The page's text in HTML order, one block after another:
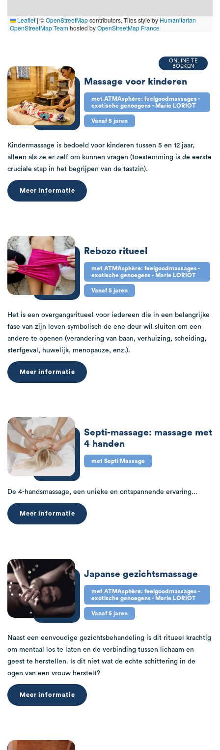
Leaflet | ©OpenStreetMapcontributors, Tiles style by Humanitarian
OpenStreetMap Teamhosted byOpenStreetMap France
Massage voor kinderen
ONLINE TE
BOEKEN
met ATMAsphère: feelgoodmassages -
exotische genoegens - Marie LORIOT
Vanaf 5 jaren
Kindermassage is bedoeld voor kinderen tussen 5 en 12 jaar,
alleen als ze er zelf om kunnen vragen (toestemming is de eerste
cruciale stap in het begrijpen van de tastzin).
Meer informatie
Rebozo ritueel
met ATMAsphère: feelgoodmassages -
exotische genoegens - Marie LORIOT
Vanaf 5 jaren
Het is een overgangsritueel voor iedereen die in een belangrijke
fase van zijn leven symbolisch de ene deur wil sluiten om een ​​
andere te openen (verandering van baan, verhuizing, scheiding,
sterfgeval, huwelijk, menopauze, enz.).
Meer informatie
Septi-massage: massage met
4 handen
met Septi Massage
De 4-handsmassage, een unieke en ontspannende ervaring...
Meer informatie
Japanse gezichtsmassage
met ATMAsphère: feelgoodmassages -
exotische genoegens - Marie LORIOT
Vanaf 5 jaren
Naast een eenvoudige gezichtsbehandeling is dit ritueel krachtig
om mentaal los te laten en de verbinding tussen lichaam en
geest te herstellen. Is dit niet wat de echte schittering in de
ogen van een vrouw herstelt?
Meer informatie